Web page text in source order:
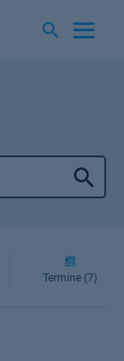
Termine (7)